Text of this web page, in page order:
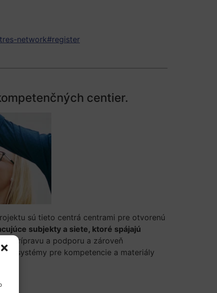
network#register
centier.
sú tieto centrá centrami pre otvorenú
subjekty a siete, ktoré spájajú
prípravu a podporu a zároveň
systémy pre kompetencie a materiály